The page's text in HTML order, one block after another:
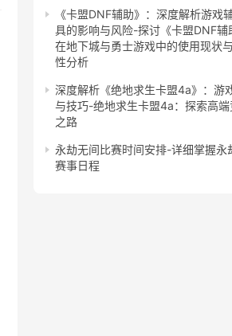
《卡盟DNF辅助》：深度解析游戏
具的影响与风险-探讨《卡盟DNF辅
在地下城与勇士游戏中的使用现状
性分析
深度解析《绝地求生卡盟4a》：游
与技巧-绝地求生卡盟4a：探索高端
之路
永劫无间比赛时间安排-详细掌握永
赛事日程